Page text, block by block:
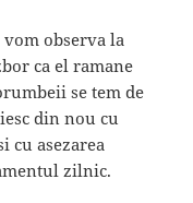
observa la
ca el ramane
se tem de
din nou cu
cu asezarea
zilnic.